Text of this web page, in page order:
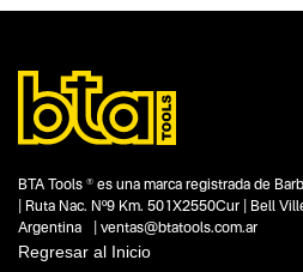
Segmentos - pendiente
Talleres
Construcción
Capacidad
No items found.
Funcion o uso
6 mts
Tecnologia
BTA Tools ® es una marca registrada de
| Ruta Nac. Nº9 Km. 501X2550Cur | Bell
Argentina | ventas@btatools.com.ar
Regresar al Inicio